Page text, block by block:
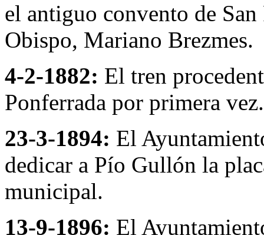
el antiguo convento de
Obispo, Mariano Brezmes.
4-2-1882: El tren
Ponferrada por primera vez.
23-3-1894: El
dedicar a Pío Gullón la
municipal.
13-9-1896: El